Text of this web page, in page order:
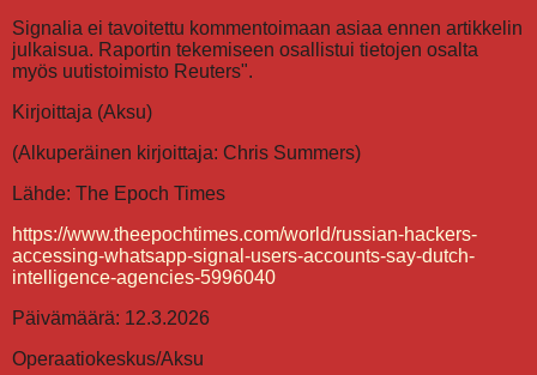
Signalia ei tavoitettu kommentoimaan asiaa ennen artikkelin
julkaisua. Raportin tekemiseen osallistui tietojen osalta
myös uutistoimisto Reuters".
Kirjoittaja (Aksu)
(Alkuperäinen kirjoittaja: Chris Summers)
Lähde: The Epoch Times
https://www.theepochtimes.com/world/russian-hackers-
accessing-whatsapp-signal-users-accounts-say-dutch-
intelligence-agencies-5996040
Päivämäärä: 12.3.2026
Operaatiokeskus/Aksu